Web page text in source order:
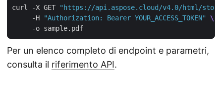
curl -X GET
"https://api.aspose.cloud/v4.0/html/
     -H
"Authorization: Bearer YOUR_ACCESS_TOKEN"
Per un elenco completo di endpoint e parametri,
consulta il riferimento API.